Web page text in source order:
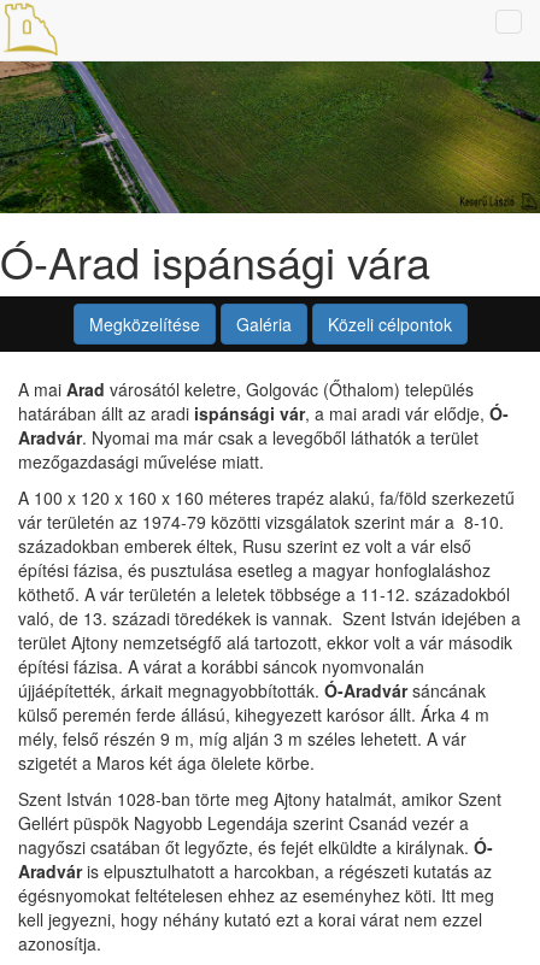
Ó-Arad ispánsági vára
Megközelítése Galéria Közeli célpontok
A mai Arad városától keletre, Golgovác (Őthalom) település
határában állt az aradi ispánsági vár, a mai aradi vár elődje, Ó-
Aradvár. Nyomai ma már csak a levegőből láthatók a terület
mezőgazdasági művelése miatt.
A 100 x 120 x 160 x 160 méteres trapéz alakú, fa/föld szerkezetű
vár területén az 1974-79 közötti vizsgálatok szerint már a 8-10.
századokban emberek éltek, Rusu szerint ez volt a vár első
építési fázisa, és pusztulása esetleg a magyar honfoglaláshoz
köthető. A vár területén a leletek többsége a 11-12. századokból
való, de 13. századi töredékek is vannak. Szent István idejében a
terület Ajtony nemzetségfő alá tartozott, ekkor volt a vár második
építési fázisa. A várat a korábbi sáncok nyomvonalán
újjáépítették, árkait megnagyobbították. Ó-Aradvársáncának
külső peremén ferde állású, kihegyezett karósor állt. Árka 4 m
mély, felső részén 9 m, míg alján 3 m széles lehetett. A vár
szigetét a Maros két ága ölelete körbe.
Szent István 1028-ban törte meg Ajtony hatalmát, amikor Szent
Gellért püspök Nagyobb Legendája szerint Csanád vezér a
nagyőszi csatában őt legyőzte, és fejét elküldte a királynak. Ó-
Aradváris elpusztulhatott a harcokban, a régészeti kutatás az
égésnyomokat feltételesen ehhez az eseményhez köti. Itt meg
kell jegyezni, hogy néhány kutató ezt a korai várat nem ezzel
azonosítja.